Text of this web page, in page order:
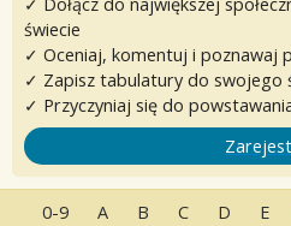
✓ Dołącz do największej
świecie
✓ Oceniaj, komentuj i poznawaj
✓ Zapisz tabulatury do swojego
✓ Przyczyniaj się do
0-9 A B C D E